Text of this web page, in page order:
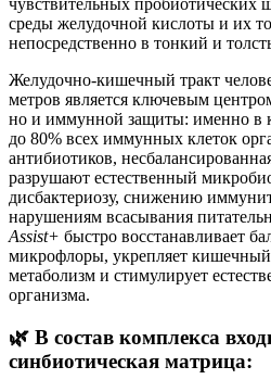
среды желудочной кислоты и их
непосредственно в тонкий и
Желудочно-кишечный тракт
метров является ключевым
но и иммунной защиты: именно в
до 80% всех иммунных клеток
антибиотиков,
разрушают естественный
дисбактериозу, снижению
нарушениям всасывания
Assist+ быстро восстанавливает
микрофлоры, укрепляет кишечный
метаболизм и стимулирует
организма.
🌿 В состав комплекса
синбиотическая матрица: